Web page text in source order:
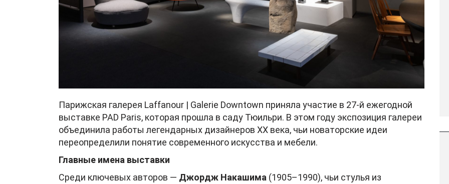
Парижская галерея Laffanour | Galerie Downtown приняла участие в 27-й ежегодной
выставке PAD Paris, которая прошла в саду Тюильри. В этом году экспозиция галереи
объединила работы легендарных дизайнеров XX века, чьи новаторские идеи
переопределили понятие современного искусства и мебели.
Главные имена выставки
Среди ключевых авторов — Джордж Накашима (1905–1990), чьи стулья из